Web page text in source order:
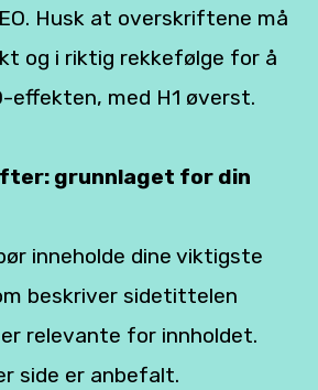
Husk at overskriftene må
og i riktig rekkefølge for å
effekten, med H1 øverst.
grunnlaget for din
inneholde dine viktigste
beskriver sidetittelen
relevante for innholdet.
side er anbefalt.